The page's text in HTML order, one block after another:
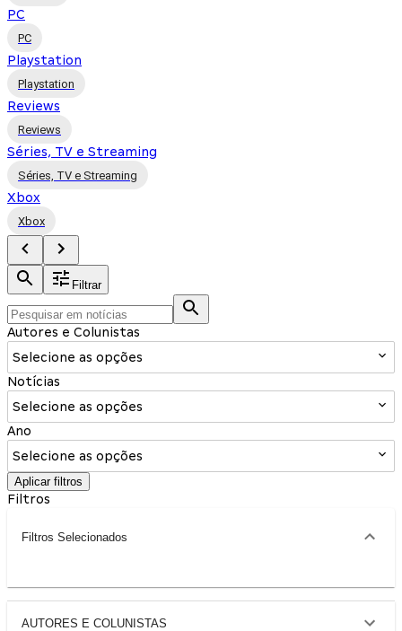
PC
PC
Playstation
Playstation
Reviews
Reviews
Séries, TV e Streaming
Séries, TV e Streaming
Xbox
Xbox
Filtrar
Autores e Colunistas
Selecione as opções
Notícias
Selecione as opções
Ano
Selecione as opções
Aplicar filtros
Filtros
Filtros Selecionados
AUTORES E COLUNISTAS